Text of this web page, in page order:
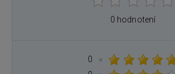
0 hodnotení
0
×